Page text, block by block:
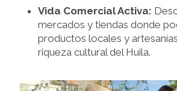
Vida Comercial Activa:
mercados y tiendas donde
productos locales y
riqueza cultural del Huila.